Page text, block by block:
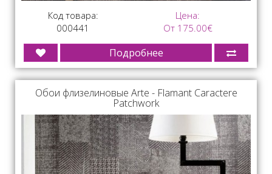
Код товара:
000441
Цена:
От 175.00€
Подробнее
Обои флизелиновые Arte - Flamant Caractere
Patchwork